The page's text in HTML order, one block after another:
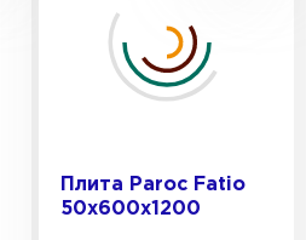
Плита Paroc Fatio
50х600х1200